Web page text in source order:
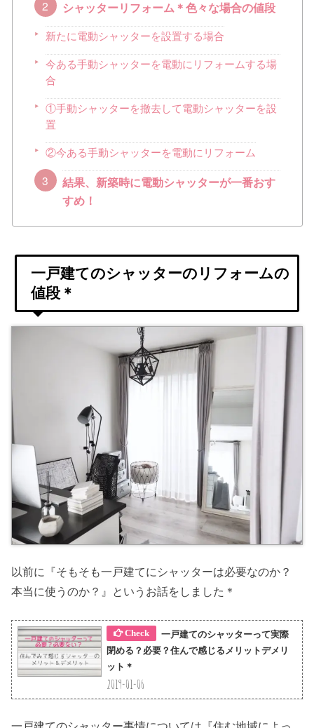
シャッターリフォーム＊色々な場合の値段
新たに電動シャッターを設置する場合
今ある手動シャッターを電動にリフォームする場
合
①手動シャッターを撤去して電動シャッターを設
置
②今ある手動シャッターを電動にリフォーム
結果、新築時に電動シャッターが一番おす
すめ！
一戸建てのシャッターのリフォームの
値段＊
以前に『そもそも一戸建てにシャッターは必要なのか？
本当に使うのか？』というお話をしました＊
一戸建てのシャッターって実際
閉める？必要？住んで感じるメリットデメリ
ット＊
2019-01-06